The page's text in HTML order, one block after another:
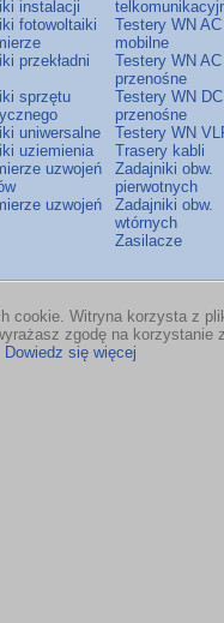
instalacji
fotowoltaiki
przekładni
sprzętu
uniwersalne
uziemienia
uzwojeń
uzwojeń
Testery WN AC
mobilne
Testery WN AC
przenośne
Testery WN DC
przenośne
Testery WN
Trasery kabli
Zadajniki obw.
pierwotnych
Zadajniki obw.
wtórnych
Zasilacze
cookie. Witryna korzysta z
zgodę na korzystanie
Dowiedz się więcej